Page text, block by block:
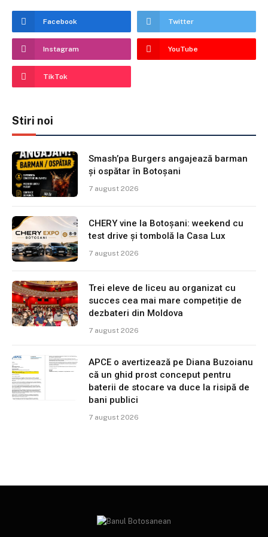
Facebook Twitter
Instagram YouTube
TikTok
Stiri noi
Smash’pa Burgers angajează barman
și ospătar în Botoșani
7 august 2026
CHERY vine la Botoșani: weekend cu
test drive și tombolă la Casa Lux
7 august 2026
Trei eleve de liceu au organizat cu
succes cea mai mare competiție de
dezbateri din Moldova
7 august 2026
APCE o avertizează pe Diana Buzoianu
că un ghid prost conceput pentru
baterii de stocare va duce la risipă de
bani publici
7 august 2026